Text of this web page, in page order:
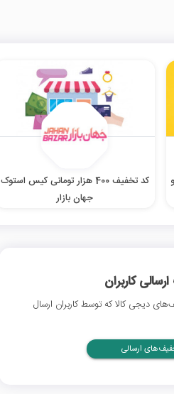
کد تخفیف 400 هزار تومانی کیس استوک
جهان بازار
کاربران
دیجی کالا که توسط کاربران ارسال
ارسالی